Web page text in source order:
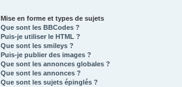
Mise en forme et types de sujets
Que sont les BBCodes ?
Puis-je utiliser le HTML ?
Que sont les smileys ?
Puis-je publier des images ?
Que sont les annonces globales ?
Que sont les annonces ?
Que sont les sujets épinglés ?